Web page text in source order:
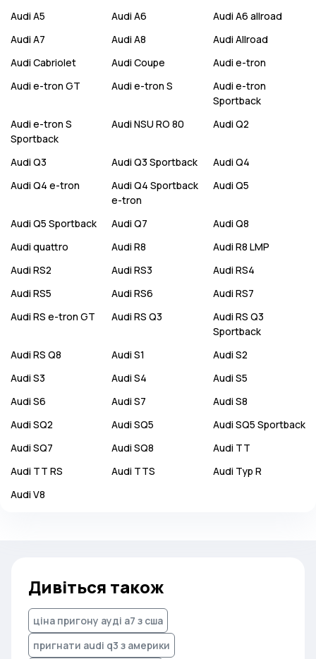
Audi A5 Audi A6 Audi A6 allroad
Audi A7 Audi A8 Audi Allroad
Audi Cabriolet Audi Coupe Audi e-tron
Audi e-tron GT Audi e-tron S Audi e-tron
Sportback
Audi e-tron S
Sportback
Audi NSU RO 80 Audi Q2
Audi Q3 Audi Q3 Sportback Audi Q4
Audi Q4 e-tron Audi Q4 Sportback
e-tron
Audi Q5
Audi Q5 Sportback Audi Q7 Audi Q8
Audi quattro Audi R8 Audi R8 LMP
Audi RS2 Audi RS3 Audi RS4
Audi RS5 Audi RS6 Audi RS7
Audi RS e-tron GT Audi RS Q3 Audi RS Q3
Sportback
Audi RS Q8 Audi S1 Audi S2
Audi S3 Audi S4 Audi S5
Audi S6 Audi S7 Audi S8
Audi SQ2 Audi SQ5 Audi SQ5 Sportback
Audi SQ7 Audi SQ8 Audi TT
Audi TT RS Audi TTS Audi Typ R
Audi V8
Дивіться також
ціна пригону ауді а7 з сша
пригнати audi q3 з америки